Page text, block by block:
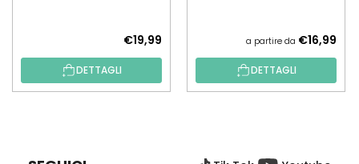
€19,99
DETTAGLI
a partire da €16,99
DETTAGLI